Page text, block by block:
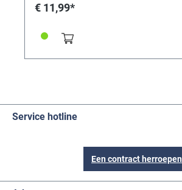
€ 11,99*
Service hotline
Een contract herroepen